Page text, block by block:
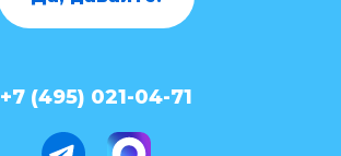
+7 (495) 021-04-71